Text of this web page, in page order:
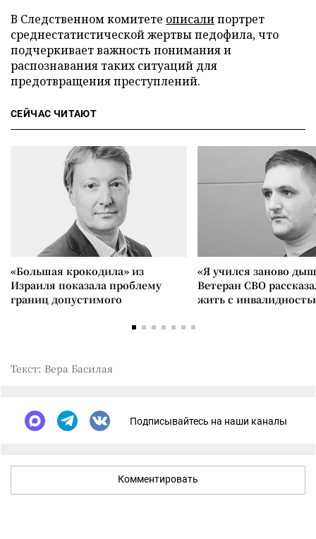
В Следственном комитете описалипортрет
среднестатистической жертвы педофила, что
подчеркивает важность понимания и
распознавания таких ситуаций для
предотвращения преступлений.
СЕЙЧАС ЧИТАЮТ
«Большая крокодила» из
Израиля показала проблему
границ допустимого
«Я учился заново
Ветеран СВО
жить с
Текст: Вера Басилая
Подписывайтесь на наши каналы
Комментировать